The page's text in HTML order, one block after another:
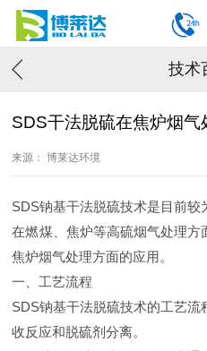
技术
SDS干法脱硫在焦炉烟气
来源： 博莱达环境
SDS钠基干法脱硫技术是目前
在燃煤、焦炉等高硫烟气处理
焦炉烟气处理方面的应用。
一、工艺流程
SDS钠基干法脱硫技术的工艺
收反应和脱硫剂分离。